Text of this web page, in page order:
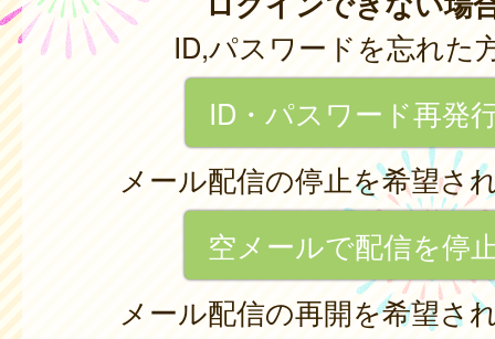
ID,パスワードを忘れた
ID・パスワード再発
メール配信の停止を希望さ
空メールで配信を停
メール配信の再開を希望さ